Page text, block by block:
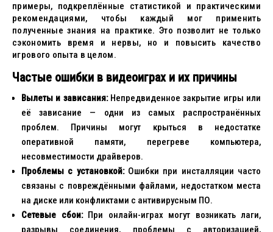
примеры, подкреплённые статистикой и практическими
рекомендациями, чтобы каждый мог применить
полученные знания на практике. Это позволит не только
сэкономить время и нервы, но и повысить качество
игрового опыта в целом.
Частые ошибки в видеоиграх и их причины
Вылеты и зависания:Непредвиденное закрытие игры или
её зависание — одни из самых распространённых
проблем. Причины могут крыться в недостатке
оперативной памяти, перегреве компьютера,
несовместимости драйверов.
Проблемы с установкой:Ошибки при инсталляции часто
связаны с повреждёнными файлами, недостатком места
на диске или конфликтами с антивирусным ПО.
Сетевые сбои:При онлайн-играх могут возникать лаги,
разрывы соединения, проблемы с авторизацией,